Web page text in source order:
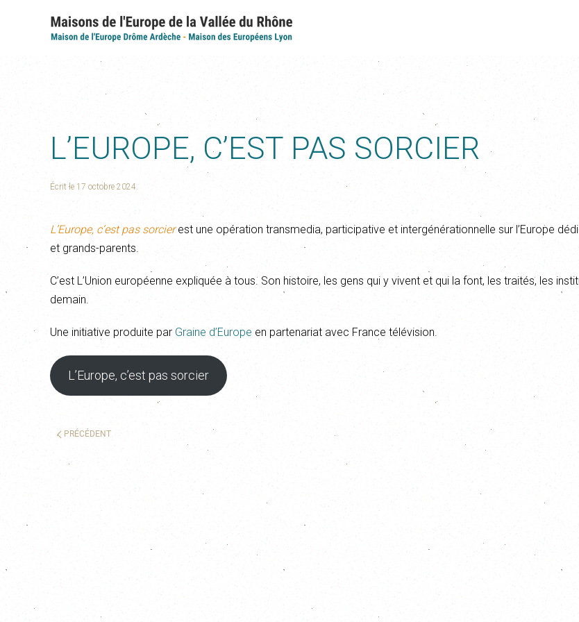
L’EUROPE, C’EST PAS SORCIER
Écrit le 17 octobre 2024.
L’Europe, c’est pas sorcierest une opération transmedia, participative et intergénérationnelle sur l’Europe
et grands-parents.
C’est L’Union européenne expliquée à tous. Son histoire, les gens qui y vivent et qui la font, les traités, les
demain.
Une initiative produite par Graine d’Europe en partenariat avec France télévision.
L’Europe, c’est pas sorcier
PRÉCÉDENT